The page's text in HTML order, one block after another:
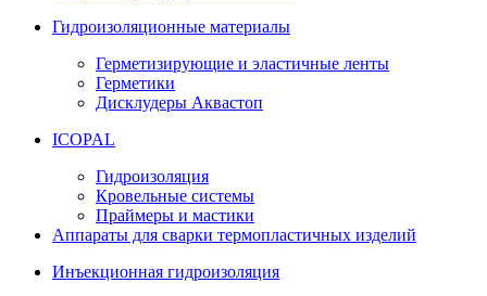
Гидроизоляционные материалы
Герметизирующие и эластичные ленты
Герметики
Дисклудеры Аквастоп
ICOPAL
Гидроизоляция
Кровельные системы
Праймеры и мастики
Аппараты для сварки термопластичных изделий
Инъекционная гидроизоляция